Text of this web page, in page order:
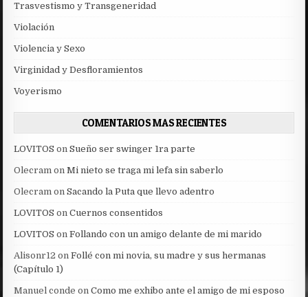
Trasvestismo y Transgeneridad
Violación
Violencia y Sexo
Virginidad y Desfloramientos
Voyerismo
COMENTARIOS MAS RECIENTES
LOVITOS onSueño ser swinger 1ra parte
Olecram onMi nieto se traga mi lefa sin saberlo
Olecram onSacando la Puta que llevo adentro
LOVITOS onCuernos consentidos
LOVITOS onFollando con un amigo delante de mi marido
Alisonr12 onFollé con mi novia, su madre y sus hermanas
(Capítulo 1)
Manuel conde onComo me exhibo ante el amigo de mi esposo